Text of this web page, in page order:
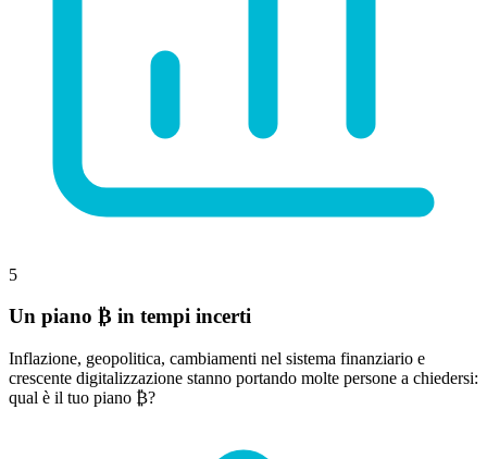
5
Un piano ₿ in tempi incerti
Inflazione, geopolitica, cambiamenti nel sistema finanziario e
crescente digitalizzazione stanno portando molte persone a chiedersi:
qual è il tuo piano ₿?